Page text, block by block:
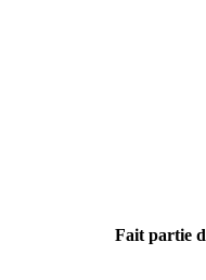
Fait partie